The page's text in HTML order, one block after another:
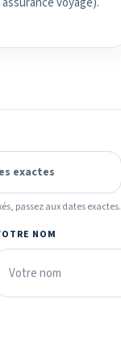
exactes
passez aux dates exactes.
NOM